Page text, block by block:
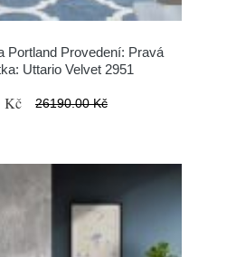
Portland Provedení: Pravá
Uttario Velvet 2951
Kč 26190.00 Kč